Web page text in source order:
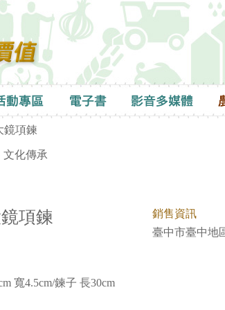
鏡項鍊
文化傳承
項鍊
銷售資訊
臺中市臺中地
寬4.5cm/鍊子 長30cm